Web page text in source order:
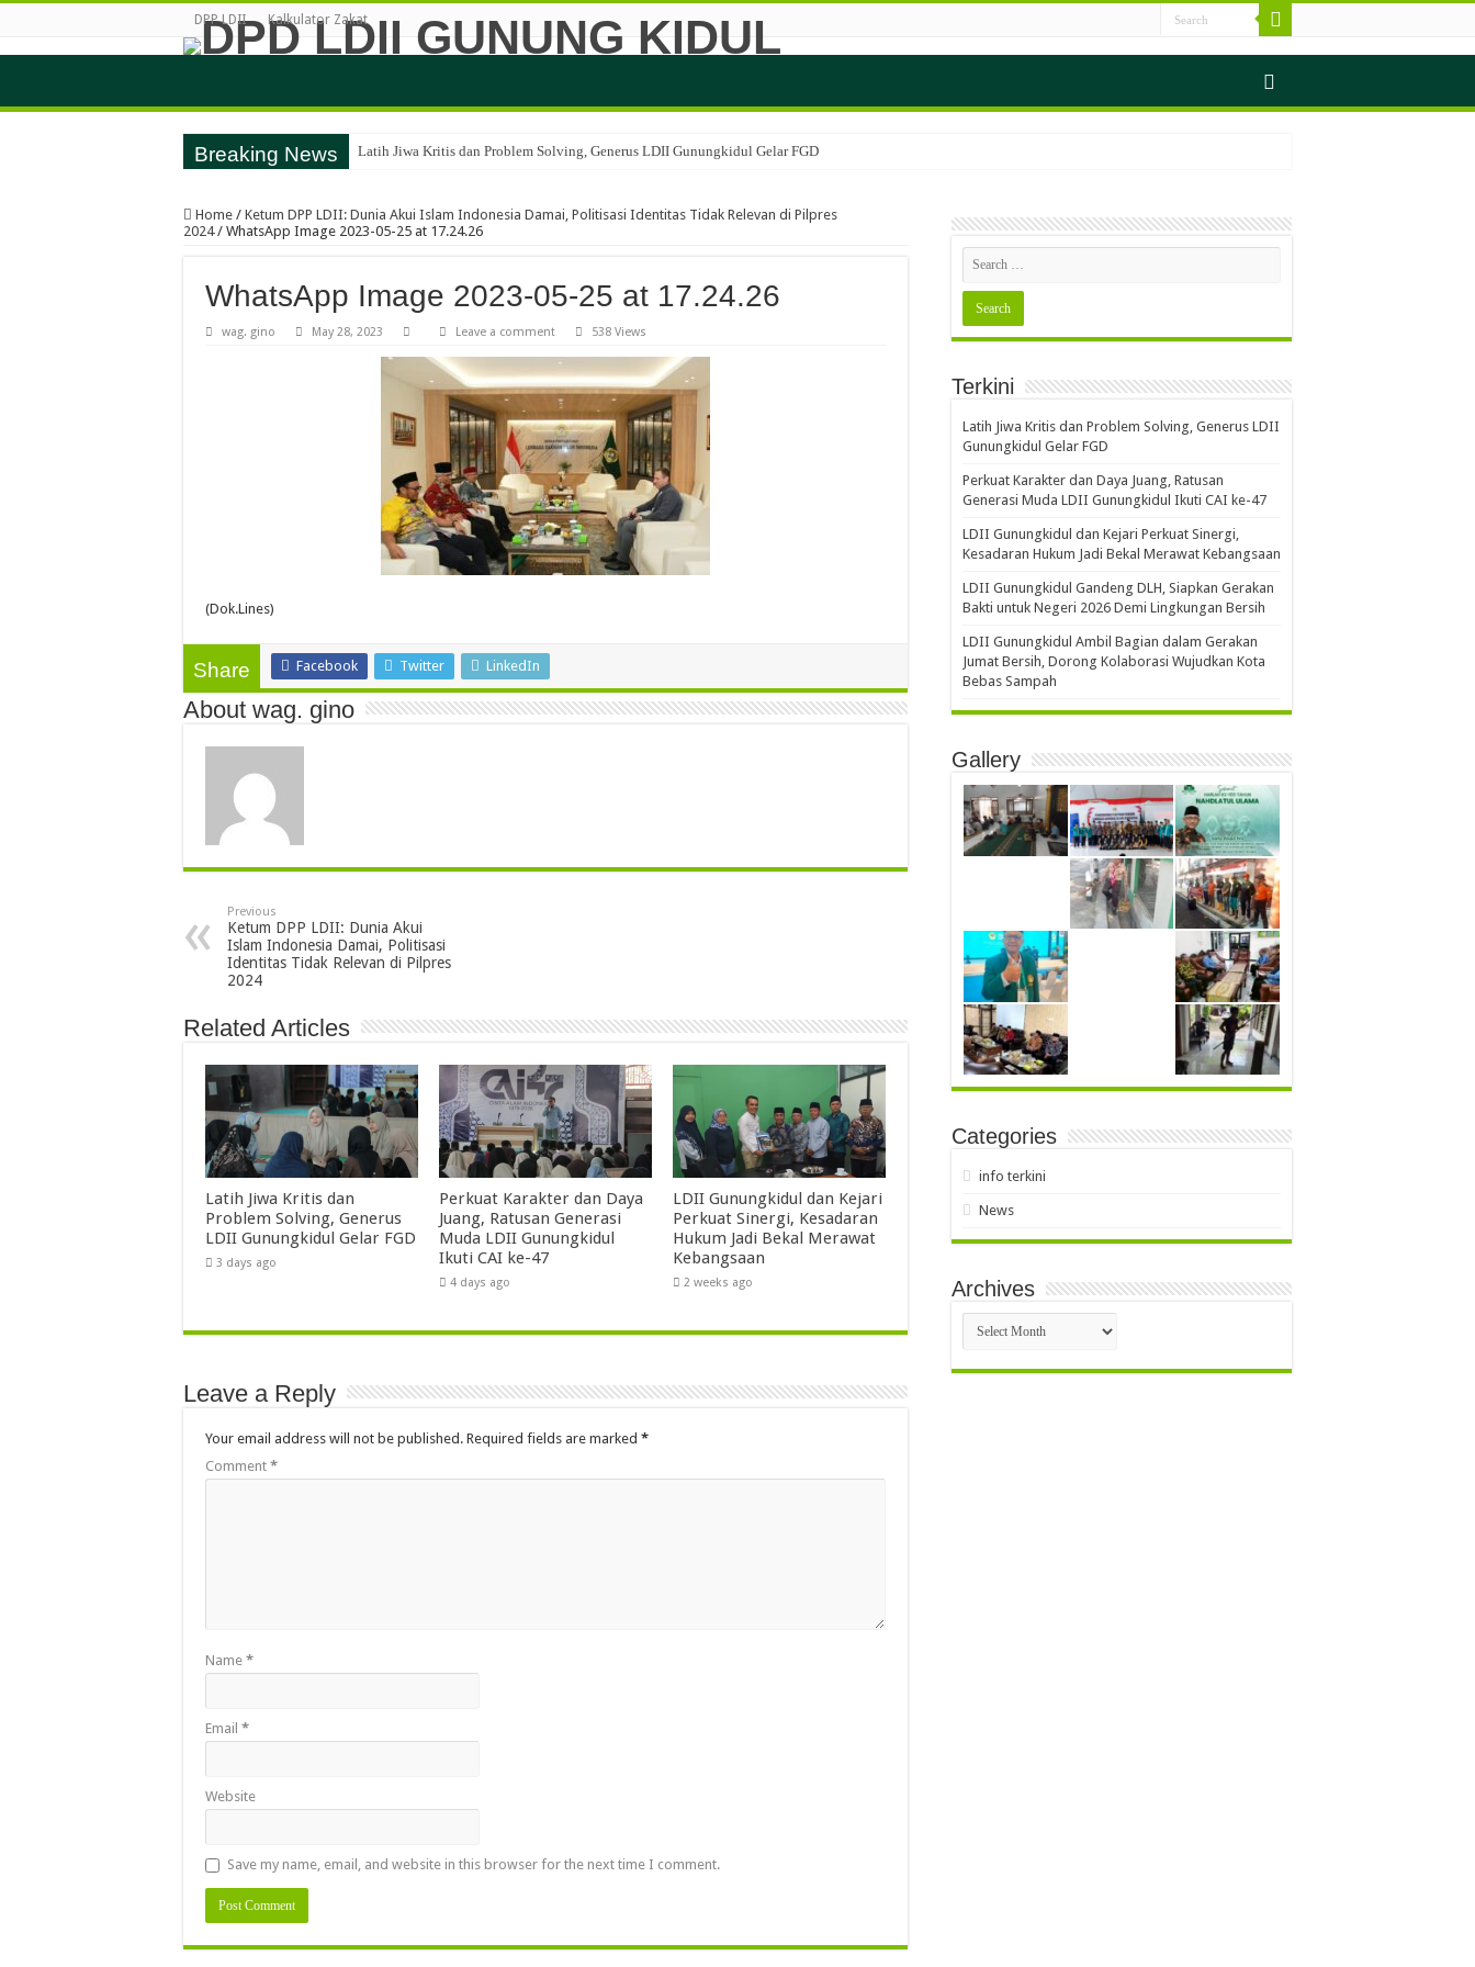
DPP LDII Kalkulator Zakat
Breaking News Latih Jiwa Kritis dan Problem Solving, Generus LDII Gunungkidul Gelar FGD
Home / Ketum DPP LDII: Dunia Akui Islam Indonesia Damai, Politisasi Identitas Tidak Relevan di Pilpres
2024 / WhatsApp Image 2023-05-25 at 17.24.26
WhatsApp Image 2023-05-25 at 17.24.26
wag. gino May 28, 2023 Leave a comment 538 Views
(Dok.Lines)
Share Facebook Twitter LinkedIn
About wag. gino
Previous
Ketum DPP LDII: Dunia Akui
Islam Indonesia Damai, Politisasi
Identitas Tidak Relevan di Pilpres
2024
Related Articles
Latih Jiwa Kritis dan
Problem Solving, Generus
LDII Gunungkidul Gelar FGD
3 days ago
Perkuat Karakter dan Daya
Juang, Ratusan Generasi
Muda LDII Gunungkidul
Ikuti CAI ke-47
4 days ago
LDII Gunungkidul dan Kejari
Perkuat Sinergi, Kesadaran
Hukum Jadi Bekal Merawat
Kebangsaan
2 weeks ago
Leave a Reply
Your email address will not be published. Required fields are marked *
Comment *
Name *
Email *
Website
Save my name, email, and website in this browser for the next time I comment.
Terkini
Latih Jiwa Kritis dan Problem Solving, Generus LDII
Gunungkidul Gelar FGD
Perkuat Karakter dan Daya Juang, Ratusan
Generasi Muda LDII Gunungkidul Ikuti CAI ke-47
LDII Gunungkidul dan Kejari Perkuat Sinergi,
Kesadaran Hukum Jadi Bekal Merawat Kebangsaan
LDII Gunungkidul Gandeng DLH, Siapkan Gerakan
Bakti untuk Negeri 2026 Demi Lingkungan Bersih
LDII Gunungkidul Ambil Bagian dalam Gerakan
Jumat Bersih, Dorong Kolaborasi Wujudkan Kota
Bebas Sampah
Gallery
Categories
info terkini
News
Archives
Archives